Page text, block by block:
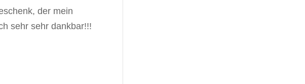
der mein
sehr sehr dankbar!!!